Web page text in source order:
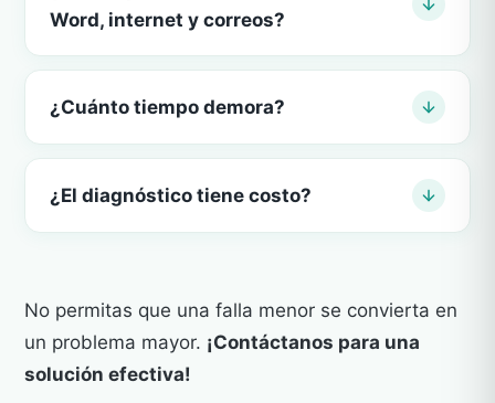
Word, internet y correos?
¿Cuánto tiempo demora?
¿El diagnóstico tiene costo?
No permitas que una falla menor se convierta en
un problema mayor. ¡Contáctanos para una
solución efectiva!